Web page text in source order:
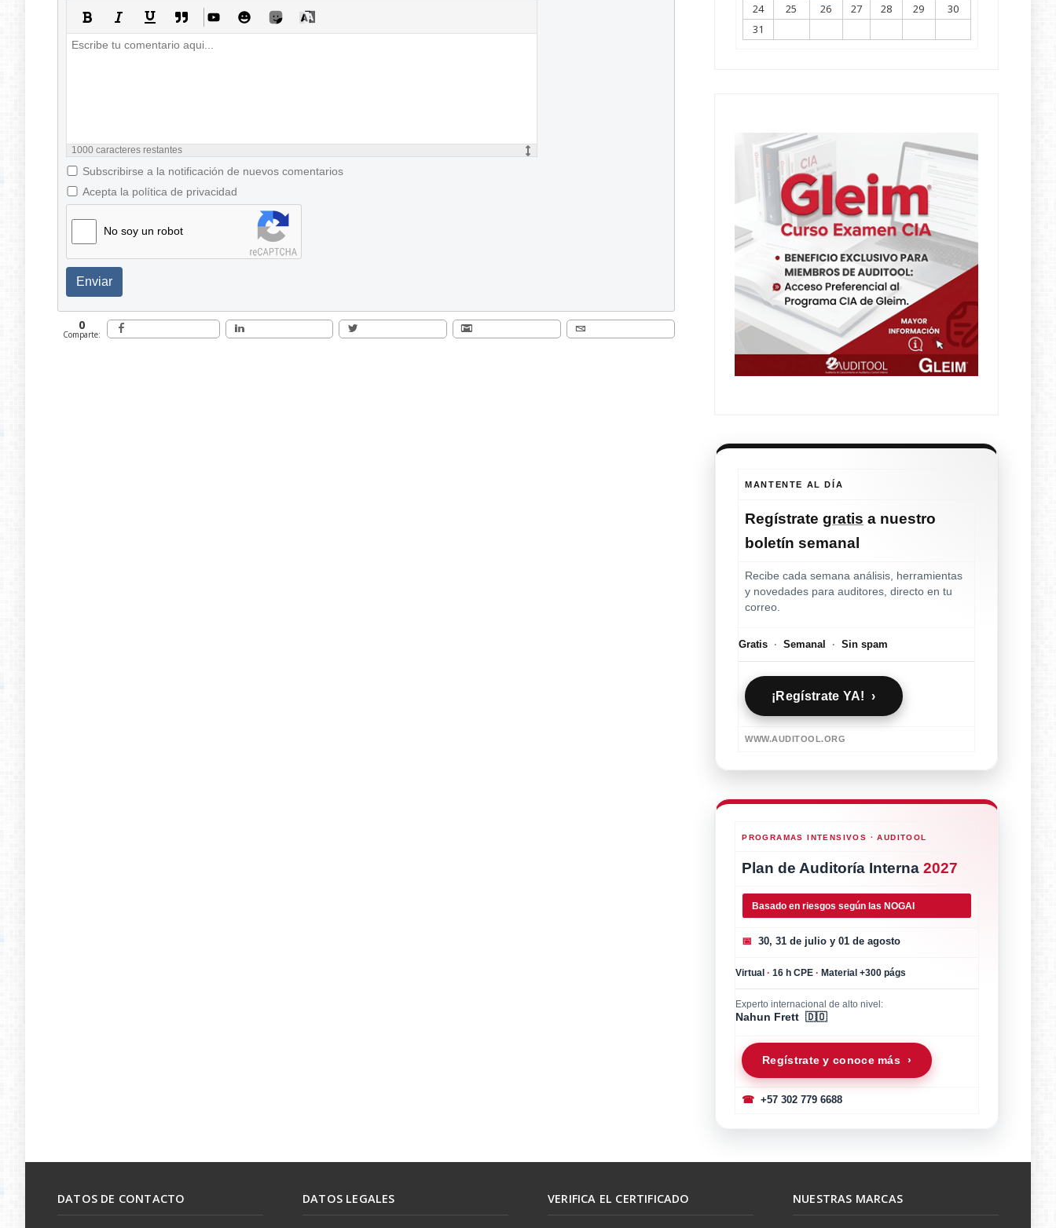
1000 caracteres restantes
Subscribirse a la notificación de nuevos comentarios
Acepta la política de privacidad
No soy un robot
Enviar
0
Comparte:
24
25 26 27 28 29
30
31
MANTENTE AL DÍA
Regístrategratis a nuestro
boletín semanal
Recibe cada semana análisis, herramientas
y novedades para auditores, directo en tu
correo.
Gratis · Semanal · Sin spam
¡Regístrate YA! ›
WWW.AUDITOOL.ORG
PROGRAMAS INTENSIVOS · AUDITOOL
Plan de Auditoría Interna2027
Basado en riesgos según las NOGAI
📅 30, 31 de julio y 01 de agosto
Virtual· 16 h CPE· Material +300 págs
Experto internacional de alto nivel:
Nahun Frett 🇩🇴
Regístrate y conoce más ›
☎ +57 302 779 6688
DATOS DE CONTACTO DATOS LEGALES VERIFICA EL CERTIFICADO NUESTRAS MARCAS